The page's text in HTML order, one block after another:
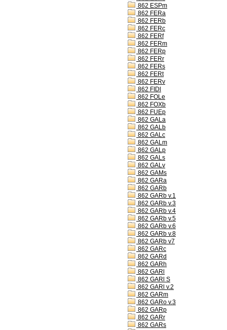
862 ESPm
862 FERa
862 FERb
862 FERc
862 FERf
862 FERm
862 FERp
862 FERr
862 FERs
862 FERt
862 FERv
862 FIDl
862 FOLe
862 FOXb
862 FUEp
862 GALa
862 GALb
862 GALc
862 GALm
862 GALp
862 GALs
862 GALv
862 GAMs
862 GARa
862 GARb
862 GARb v.1
862 GARb v.3
862 GARb v.4
862 GARb v.5
862 GARb v.6
862 GARb v.8
862 GARb v7
862 GARc
862 GARd
862 GARh
862 GARl
862 GARl S
862 GARl v.2
862 GARm
862 GARo v.3
862 GARp
862 GARr
862 GARs